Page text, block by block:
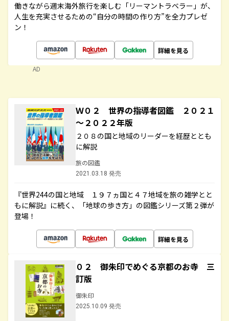
働きながら週末海外旅行を楽しむ「リーマントラベラー」が、
人生を充実させるための“自分の時間の作り方”を全力プレゼ
ン！
詳細を見る
AD
Ｗ０２ 世界の指導者図鑑 ２０２１
～２０２２年版
２０８の国と地域のリーダーを経歴ととも
に解説
旅の図鑑
2021.03.18 発売
『世界244の国と地域 １９７ヵ国と４７地域を旅の雑学とと
もに解説』に続く、「地球の歩き方」の図鑑シリーズ第２弾が
登場！
詳細を見る
０２ 御朱印でめぐる京都のお寺 三
訂版
御朱印
2025.10.09 発売